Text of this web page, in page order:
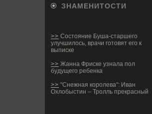
ЗНАМЕНИТОСТИ
>> Состояние Буша-старшего
улучшилось, врачи готовят его к
выписке
>> Жанна Фриске узнала пол
будущего ребенка
>> "Снежная королева": Иван
Охлобыстин – Тролль прекрасный